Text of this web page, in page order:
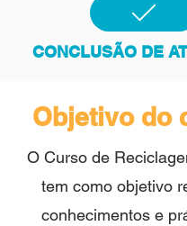
CONCLUSÃO DE
Objetivo do
O Curso de
tem como objetivo
conhecimentos e